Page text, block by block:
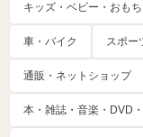
キッズ・ベビー・おも
車・バイク スポー
通販・ネットショップ
本・雑誌・音楽・DVD